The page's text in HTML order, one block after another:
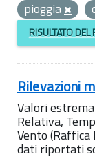
pioggia
RISULTATO DEL
Rilevazioni
Valori
Relativa,
Vento (Raffica
dati riportati